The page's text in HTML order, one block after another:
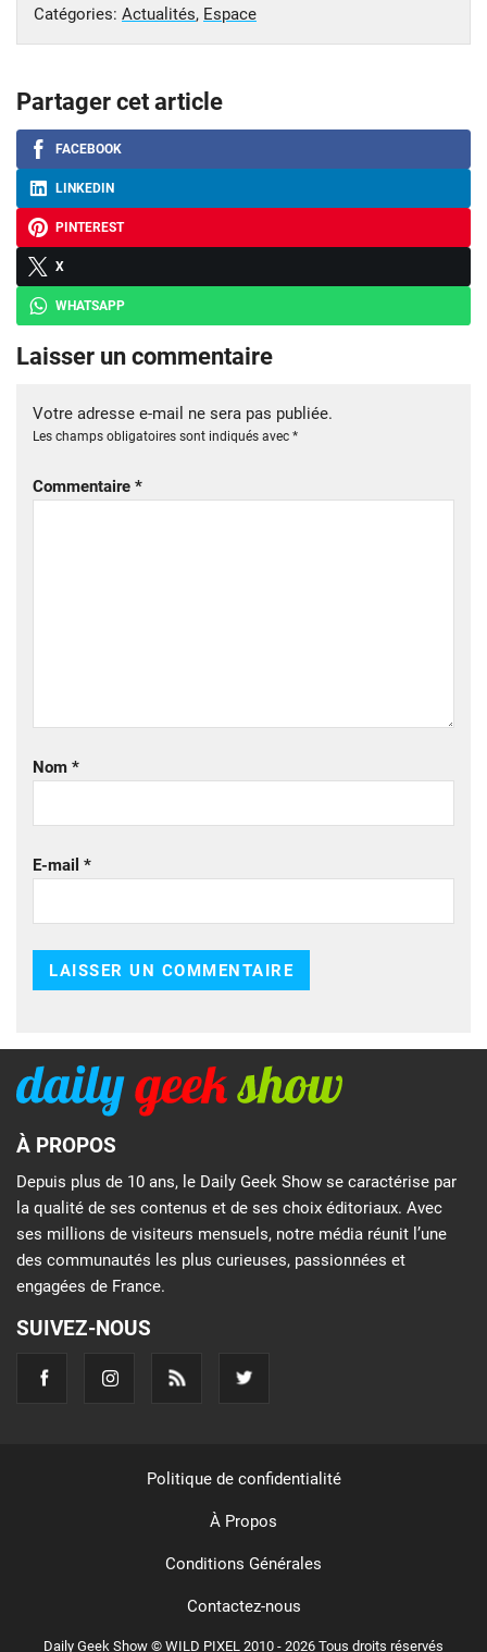
Catégories: Actualités, Espace
Partager cet article
FACEBOOK
LINKEDIN
PINTEREST
X
WHATSAPP
Laisser un commentaire
Votre adresse e-mail ne sera pas publiée.
Les champs obligatoires sont indiqués avec *
Commentaire *
Nom *
E-mail *
À PROPOS
Depuis plus de 10 ans, le Daily Geek Show se caractérise par
la qualité de ses contenus et de ses choix éditoriaux. Avec
ses millions de visiteurs mensuels, notre média réunit l’une
des communautés les plus curieuses, passionnées et
engagées de France.
SUIVEZ-NOUS
Daily Geek Show © WILD PIXEL 2010 - 2026 Tous droits réservés
Politique de confidentialité
À Propos
Conditions Générales
Contactez-nous